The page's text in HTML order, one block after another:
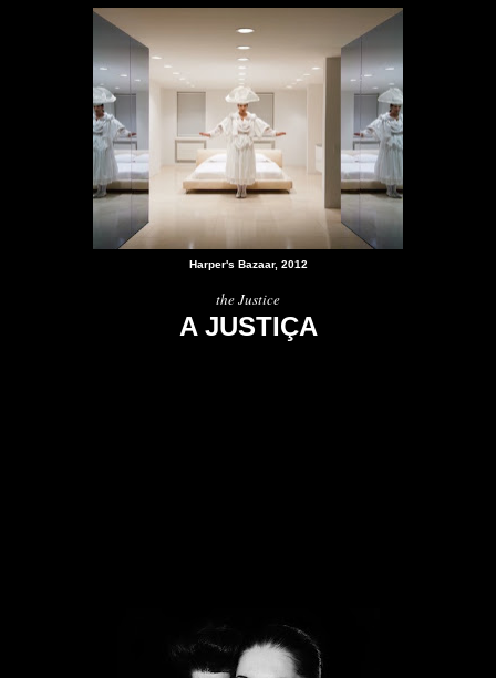
Harper's Bazaar, 2012
the Justice
A JUSTIÇA